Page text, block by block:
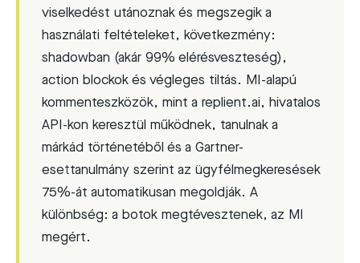
viselkedést utánoznak és megszegik a
használati feltételeket, következmény:
shadowban (akár 99% elérésveszteség),
action blockok és végleges tiltás. MI-alapú
kommenteszközök, mint a replient.ai, hivatalos
API-kon keresztül működnek, tanulnak a
márkád történetéből és a Gartner-
esettanulmány szerint az ügyfélmegkeresések
75%-át automatikusan megoldják. A
különbség: a botok megtévesztenek, az MI
megért.